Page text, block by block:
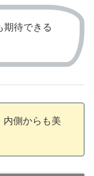
期待できる
内側からも美